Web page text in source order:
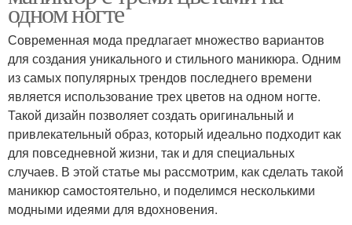
одном ногте
Современная мода предлагает множество вариантов
для создания уникального и стильного маникюра. Одним
из самых популярных трендов последнего времени
является использование трех цветов на одном ногте.
Такой дизайн позволяет создать оригинальный и
привлекательный образ, который идеально подходит как
для повседневной жизни, так и для специальных
случаев. В этой статье мы рассмотрим, как сделать такой
маникюр самостоятельно, и поделимся несколькими
модными идеями для вдохновения.